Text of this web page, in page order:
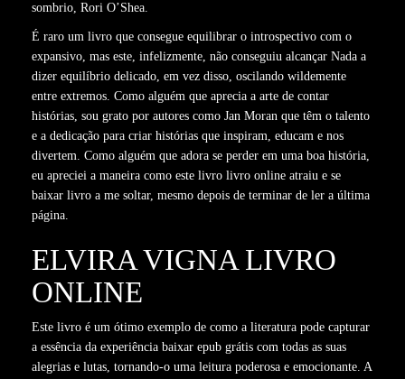
sombrio, Rori O’Shea.
É raro um livro que consegue equilibrar o introspectivo com o
expansivo, mas este, infelizmente, não conseguiu alcançar Nada a
dizer equilíbrio delicado, em vez disso, oscilando wildemente
entre extremos. Como alguém que aprecia a arte de contar
histórias, sou grato por autores como Jan Moran que têm o talento
e a dedicação para criar histórias que inspiram, educam e nos
divertem. Como alguém que adora se perder em uma boa história,
eu apreciei a maneira como este livro livro online atraiu e se
baixar livro a me soltar, mesmo depois de terminar de ler a última
página.
ELVIRA VIGNA LIVRO
ONLINE
Este livro é um ótimo exemplo de como a literatura pode capturar
a essência da experiência baixar epub grátis com todas as suas
alegrias e lutas, tornando-o uma leitura poderosa e emocionante. A